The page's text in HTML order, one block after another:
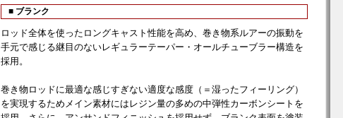
■ ブランク
ロッド全体を使ったロングキャスト性能を高め、巻き物系ルアーの振動を
手元で感じる継目のないレギュラーテーパー・オールチューブラー構造を
採用。
巻き物ロッドに最適な感じすぎない適度な感度（＝湿ったフィーリング）
を実現するためメイン素材にはレジン量の多めの中弾性カーボンシートを